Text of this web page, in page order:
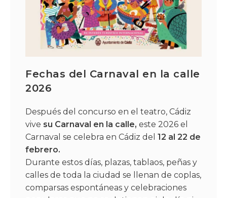
Fechas del Carnaval en la calle
2026
Después del concurso en el teatro, Cádiz
vive su Carnaval en la calle, este 2026 el
Carnaval se celebra en Cádiz del 12 al 22 de
febrero.
Durante estos días, plazas, tablaos, peñas y
calles de toda la ciudad se llenan de coplas,
comparsas espontáneas y celebraciones